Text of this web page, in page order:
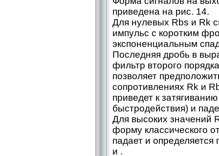
приведена на рис. 14.
Для нулевых Rbs и Rk
импульс с коротким
экспоненциальным
Последняя дробь в
фильтр второго
позволяет
сопротивлениях Rk и
приведет к
быстродействия) и
Для высоких значений
форму классического
падает и
и .